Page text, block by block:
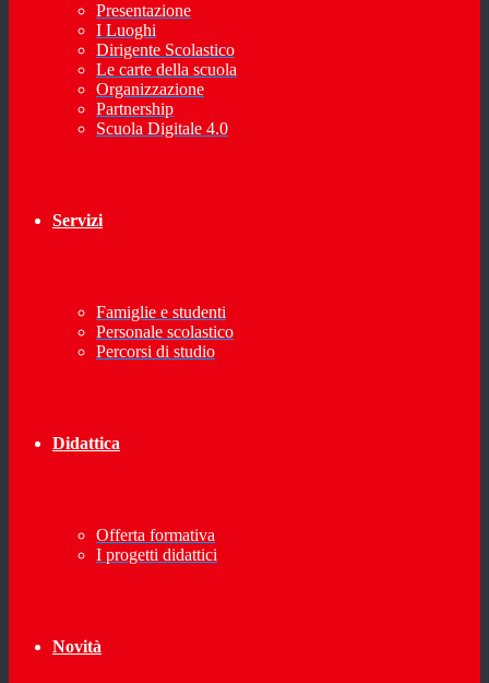
Presentazione
I Luoghi
Dirigente Scolastico
Le carte della scuola
Organizzazione
Partnership
Scuola Digitale 4.0
Servizi
Famiglie e studenti
Personale scolastico
Percorsi di studio
Didattica
Offerta formativa
I progetti didattici
Novità